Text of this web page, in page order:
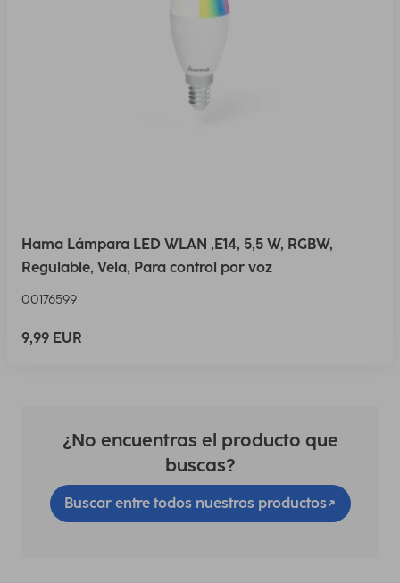
Hama Lámpara LED WLAN ,E14, 5,5 W, RGBW,
Regulable, Vela, Para control por voz
00176599
9,99 EUR
¿No encuentras el producto que
buscas?
Buscar entre todos nuestros productos